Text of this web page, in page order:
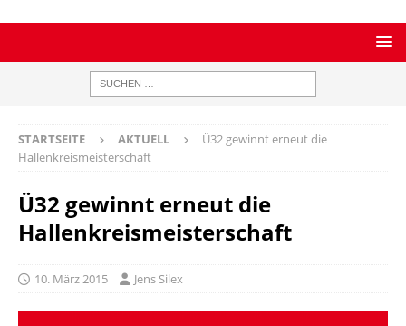
STARTSEITE AKTUELL
Ü32 gewinnt erneut die
Hallenkreismeisterschaft
Ü32 gewinnt erneut die
Hallenkreismeisterschaft
10. März 2015 Jens Silex